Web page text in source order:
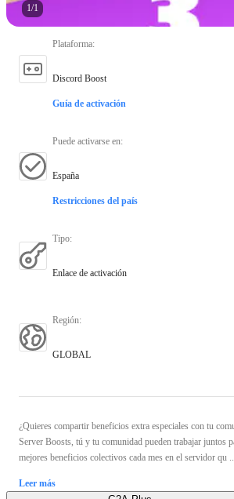
1/1
Plataforma:
Discord Boost
Guía de activación
Puede activarse en:
España
Restricciones del país
Tipo:
Enlace de activación
Región:
GLOBAL
¿Quieres compartir beneficios extra especiales con tu
Server Boosts, tú y tu comunidad pueden trabajar juntos
mejores beneficios colectivos cada mes en el servidor qu
Leer más